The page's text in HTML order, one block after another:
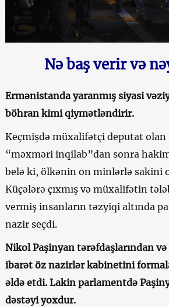
Nə baş verir və
Ermənistanda yaranmış siyasi
böhran kimi qiymətləndirir.
Keçmişdə müxalifətçi deputat olan
“məxməri inqilab”dan sonra
belə ki, ölkənin on minlərlə sakini
Küçələrə çıxmış və müxalifətin
vermiş insanların təzyiqi altında
nazir seçdi.
Nikol Paşinyan tərəfdaşlarından
ibarət öz nazirlər kabinetini
əldə etdi. Lakin parlamentdə
dəstəyi yoxdur.